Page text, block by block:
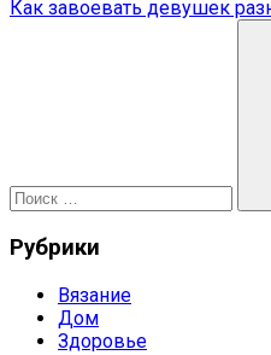
по
запись:
Следующая
Как завоевать девушек
Рубрики
Вязание
Дом
Здоровье